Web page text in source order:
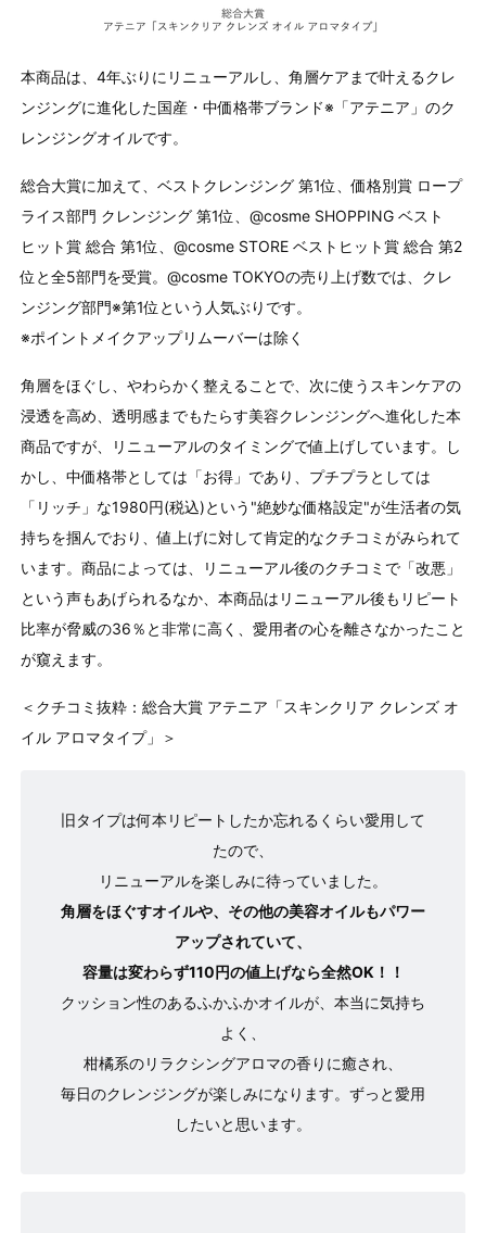
本商品は、4年ぶりにリニューアルし、⾓層ケアまで叶えるクレ
ンジングに進化した国産・中価格帯ブランド※「アテニア」のク
レンジングオイルです。
総合大賞に加えて、ベストクレンジング 第1位、価格別賞 ロープ
ライス部門 クレンジング 第1位、@cosme SHOPPING ベスト
ヒット賞 総合 第1位、@cosme STORE ベストヒット賞 総合 第2
位と全5部⾨を受賞。@cosme TOKYOの売り上げ数では、クレ
ンジング部門※第1位という人気ぶりです。
※ポイントメイクアップリムーバーは除く
角層をほぐし、やわらかく整えることで、次に使うスキンケアの
浸透を高め、透明感までもたらす美容クレンジングへ進化した本
商品ですが、リニューアルのタイミングで値上げしています。し
かし、中価格帯としては「お得」であり、プチプラとしては
「リッチ」な1980円(税込)という"絶妙な価格設定"が生活者の気
持ちを掴んでおり、値上げに対して肯定的なクチコミがみられて
います。商品によっては、リニューアル後のクチコミで「改悪」
という声もあげられるなか、本商品はリニューアル後もリピート
比率が脅威の36％と非常に高く、愛用者の心を離さなかったこと
が窺えます。
＜クチコミ抜粋：総合大賞 アテニア「スキンクリア クレンズ オ
イル アロマタイプ」＞
旧タイプは何本リピートしたか忘れるくらい愛用して
たので、
リニューアルを楽しみに待っていました。
角層をほぐすオイルや、その他の美容オイルもパワー
アップされていて、
容量は変わらず110円の値上げなら全然OK！！
クッション性のあるふかふかオイルが、本当に気持ち
よく、
柑橘系のリラクシングアロマの香りに癒され、
毎日のクレンジングが楽しみになります。ずっと愛用
したいと思います。